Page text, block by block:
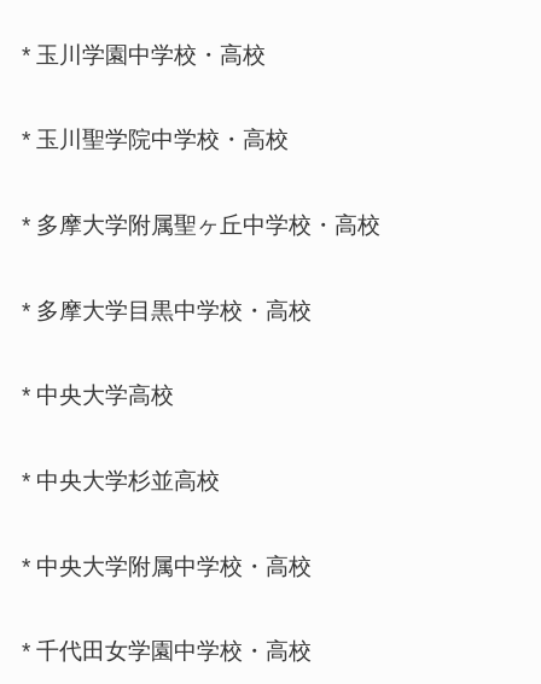
* 玉川学園中学校・高校
* 玉川聖学院中学校・高校
* 多摩大学附属聖ヶ丘中学校・高校
* 多摩大学目黒中学校・高校
* 中央大学高校
* 中央大学杉並高校
* 中央大学附属中学校・高校
* 千代田女学園中学校・高校